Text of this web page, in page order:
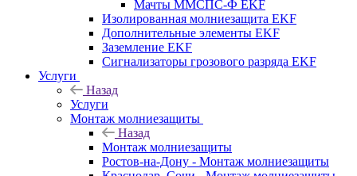
Мачты ММСПС-Ф EKF
Изолированная молниезащита EKF
Дополнительные элементы EKF
Заземление EKF
Сигнализаторы грозового разряда EKF
Услуги
Назад
Услуги
Монтаж молниезащиты
Назад
Монтаж молниезащиты
Ростов-на-Дону - Монтаж молниезащиты